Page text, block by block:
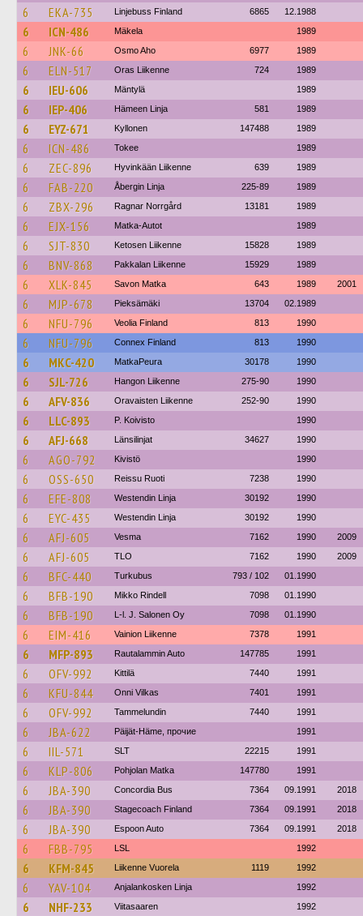
6
EKA-735 Linjebuss Finland 6865 12.1988
6 ICN-486 Mäkela 1989
6 JNK-66 Osmo Aho 6977 1989
6 ELN-517 Oras Liikenne 724 1989
6 IEU-606 Mäntylä 1989
6 IEP-406 Hämeen Linja 581 1989
6 EYZ-671 Kyllonen 147488 1989
6 ICN-486 Tokee 1989
6 ZEC-896 Hyvinkään Liikenne 639 1989
6 FAB-220 Åbergin Linja 225-89 1989
6 ZBX-296 Ragnar Norrgård 13181 1989
6 EJX-156 Matka-Autot 1989
6 SJT-830 Ketosen Liikenne 15828 1989
6 BNV-868 Pakkalan Liikenne 15929 1989
6 XLK-845 Savon Matka 643 1989 2001
6 MJP-678 Pieksämäki 13704 02.1989
6 NFU-796 Veolia Finland 813 1990
6 NFU-796 Connex Finland 813 1990
6 MKC-420 MatkaPeura 30178 1990
6 SJL-726 Hangon Liikenne 275-90 1990
6 AFV-836 Oravaisten Liikenne 252-90 1990
6 LLC-893 P. Koivisto 1990
6 AFJ-668 Länsilinjat 34627 1990
6 AGO-792 Kivistö 1990
6 OSS-650 Reissu Ruoti 7238 1990
6 EFE-808 Westendin Linja 30192 1990
6 EYC-435 Westendin Linja 30192 1990
6 AFJ-605 Vesma 7162 1990 2009
6 AFJ-605 TLO 7162 1990 2009
6 BFC-440 Turkubus 793 / 102 01.1990
6 BFB-190 Mikko Rindell 7098 01.1990
6 BFB-190 L-l. J. Salonen Oy 7098 01.1990
6 EIM-416 Vainion Liikenne 7378 1991
6 MFP-893 Rautalammin Auto 147785 1991
6 OFV-992 Kittilä 7440 1991
6 KFU-844 Onni Vilkas 7401 1991
6 OFV-992 Tammelundin 7440 1991
6 JBA-622 Päijät-Häme, прочие 1991
6 IIL-571 SLT 22215 1991
6 KLP-806 Pohjolan Matka 147780 1991
6 JBA-390 Concordia Bus 7364 09.1991 2018
6 JBA-390 Stagecoach Finland 7364 09.1991 2018
6 JBA-390 Espoon Auto 7364 09.1991 2018
6 FBB-795 LSL 1992
6 KFM-845 Liikenne Vuorela 1119 1992
6 YAV-104 Anjalankosken Linja 1992
6 NHF-233 Viitasaaren 1992